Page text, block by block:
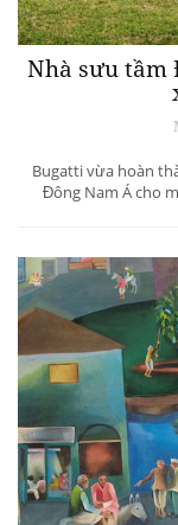
Nhà sưu tầm
Bugatti vừa hoàn
Đông Nam Á cho